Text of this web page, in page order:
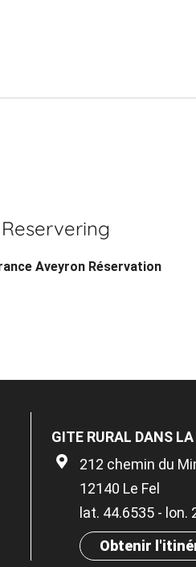
Aveyron Réservation
GITE RURAL DANS
212 chemin du
12140 Le Fel
lat. 44.6535 - lon.
Obtenir